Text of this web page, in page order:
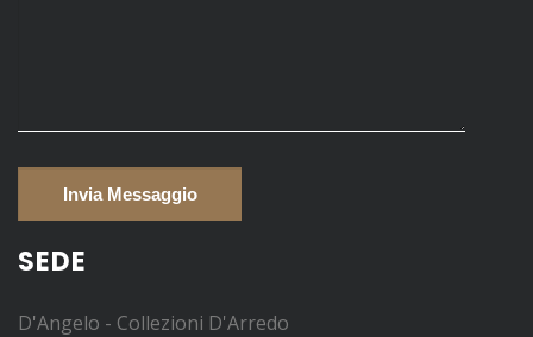
SEDE
D'Angelo - Collezioni D'Arredo